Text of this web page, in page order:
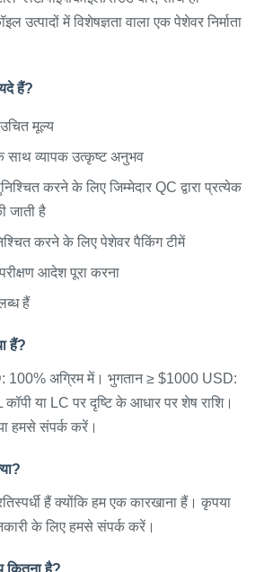
उत्पादों में विशेषज्ञता वाला एक पेशेवर निर्माता
हैं?
मूल्य
साथ व्यापक उत्कृष्ट अनुभव
करने के लिए जिम्मेदार QC द्वारा प्रत्येक
जाती है
करने के लिए पेशेवर पैकिंग टीमें
आदेश पूरा करना
हैं
हैं?
100% अग्रिम में। भुगतान ≥ $1000 USD:
या LC पर दृष्टि के आधार पर शेष राशि।
हमसे संपर्क करें।
हैं क्योंकि हम एक कारखाना हैं। कृपया
के लिए हमसे संपर्क करें।
कितना है?